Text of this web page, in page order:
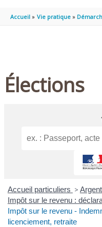
Accueil Vie pratique
Élections
Accueil particuliers >
Impôt sur le revenu :
Impôt sur le revenu -
licenciement, retraite